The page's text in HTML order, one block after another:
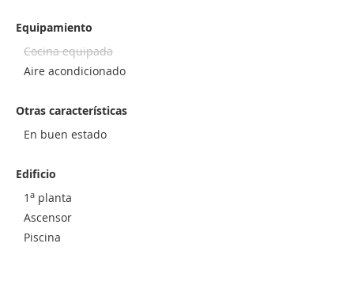
Equipamiento
Cocina equipada
Aire acondicionado
Otras características
En buen estado
Edificio
1 a planta
Ascensor
Piscina